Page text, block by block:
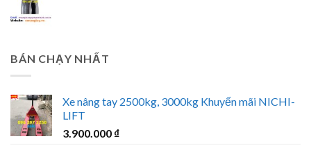
BÁN CHẠY NHẤT
Xe nâng tay 2500kg, 3000kg Khuyến mãi NICHI-
LIFT
3.900.000 ₫